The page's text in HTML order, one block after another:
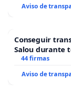
Aviso de
Conseguir
Salou durante
44 firmas
Aviso de